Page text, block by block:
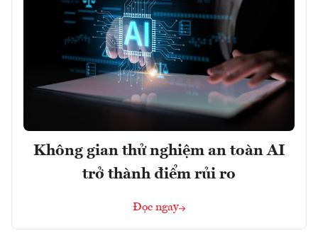
Không gian thử nghiệm an toàn AI
trở thành điểm rủi ro
Đọc ngay